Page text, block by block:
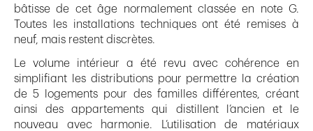
bâtisse de cet âge normalement classée en note G.
Toutes les installations techniques ont été remises à
neuf, mais restent discrètes.
Le volume intérieur a été revu avec cohérence en
simplifiant les distributions pour permettre la création
de 5 logements pour des familles différentes, créant
ainsi des appartements qui distillent l’ancien et le
nouveau avec harmonie. L’utilisation de matériaux